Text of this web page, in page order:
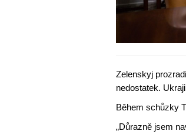
Zelenskyj
nedostatek.
Během schůzky
„Důrazně jsem